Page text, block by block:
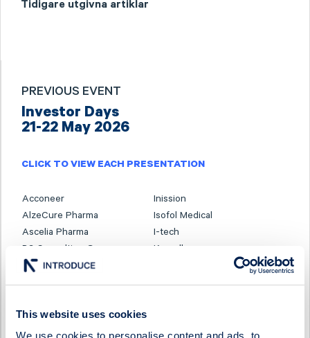
This website uses cookies
We use cookies to personalise content and ads, to
Tidigare utgivna artiklar
PREVIOUS EVENT
Investor Days
21-22 May 2026
CLICK TO VIEW EACH PRESENTATION
Acconeer
Inission
AlzeCure Pharma
Isofol Medical
Ascelia Pharma
I-tech
B3 Consulting Group
Karnell
BTS Group
Cinclus Pharma